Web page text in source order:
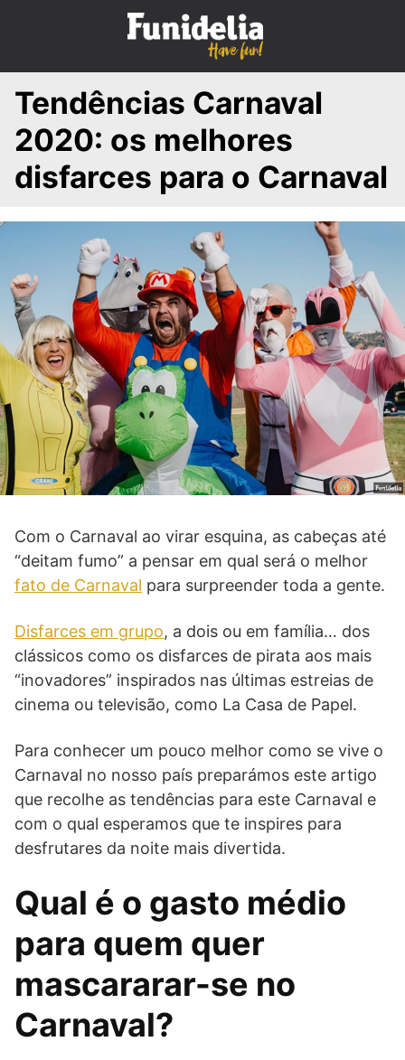
p
e
Tendências Carnaval
2020: os melhores
disfarces para o Carnaval
Com o Carnaval ao virar esquina, as cabeças até
“deitam fumo” a pensar em qual será o melhor
fato de Carnaval para surpreender toda a gente.
Disfarces em grupo, a dois ou em família… dos
clássicos como os disfarces de pirata aos mais
“inovadores” inspirados nas últimas estreias de
cinema ou televisão, como La Casa de Papel.
Para conhecer um pouco melhor como se vive o
Carnaval no nosso país preparámos este artigo
que recolhe as tendências para este Carnaval e
com o qual esperamos que te inspires para
desfrutares da noite mais divertida.
Qual é o gasto médio
para quem quer
mascararar-se no
Carnaval?